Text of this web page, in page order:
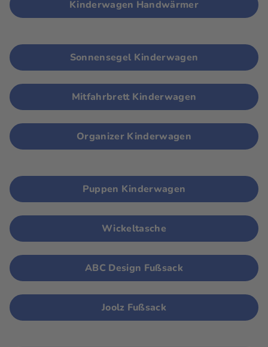
Kinderwagen Handwärmer
Sonnensegel Kinderwagen
Mitfahrbrett Kinderwagen
Organizer Kinderwagen
Puppen Kinderwagen
Wickeltasche
ABC Design Fußsack
Joolz Fußsack